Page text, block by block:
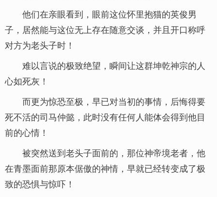
他们在亲眼看到，眼前这位怀里抱猫的英俊男
子，居然能与这位无上存在随意交谈，并且开口称呼
对方为老头子时！
难以言说的极致绝望，瞬间让这群坤乾神宗的人
心如死灰！
而更为惊恐至极，早已对当初的事情，后悔得要
死不活的司马仲懿，此时没有任何人能体会得到他目
前的心情！
被突然送到老头子面前的，那位神帝境老者，他
在青墨面前那原本倨傲的神情，早就已经转变成了极
致的恐惧与惊吓！